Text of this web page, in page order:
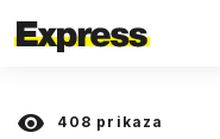
408 prikaza